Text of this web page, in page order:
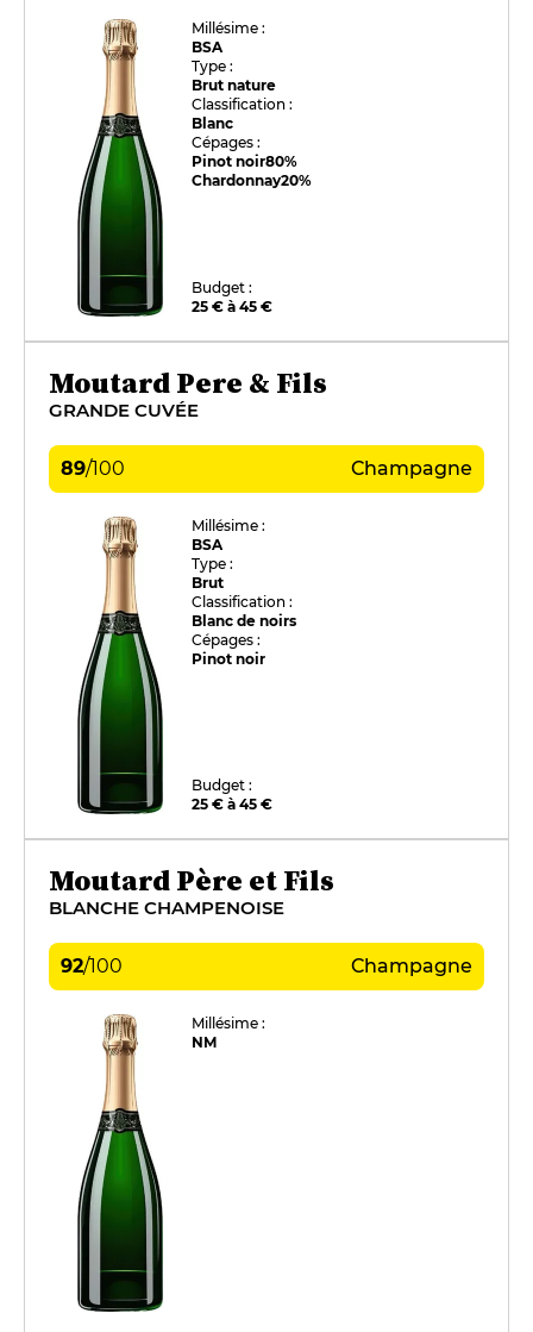
Millésime :
BSA
Type :
Brut nature
Classification :
Blanc
Cépages :
Pinot noir80%
Chardonnay20%
Budget :
25 € à 45 €
Moutard Pere & Fils
GRANDE CUVÉE
89/100 Champagne
Millésime :
BSA
Type :
Brut
Classification :
Blanc de noirs
Cépages :
Pinot noir
Budget :
25 € à 45 €
Moutard Père et Fils
BLANCHE CHAMPENOISE
92/100 Champagne
Millésime :
NM